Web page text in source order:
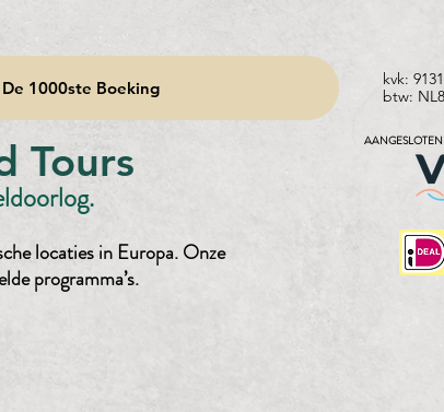
1000ste Boeking
Tours
locaties in Europa. Onze
programma’s.
kvk:
btw: